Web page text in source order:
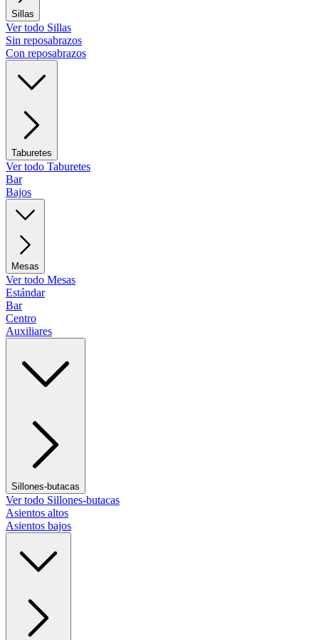
Sillas
Ver todo Sillas
Sin reposabrazos
Con reposabrazos
Taburetes
Ver todo Taburetes
Bar
Bajos
Mesas
Ver todo Mesas
Estándar
Bar
Centro
Auxiliares
Sillones-butacas
Ver todo Sillones-butacas
Asientos altos
Asientos bajos